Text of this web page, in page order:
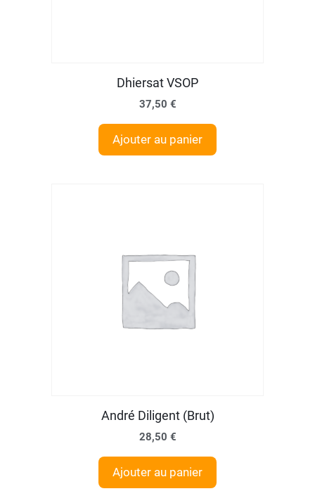
Dhiersat VSOP
37,50 €
Ajouter au panier
André Diligent (Brut)
28,50 €
Ajouter au panier